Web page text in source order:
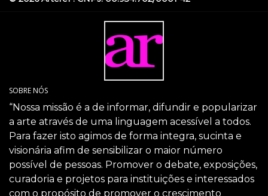
SOBRE NÓS
“Nossa missão é a de informar, difundir e popularizar
a arte através de uma linguagem acessível a todos.
Para fazer isto agimos de forma integra, sucinta e
visionária afim de sensibilizar o maior número
possível de pessoas. Promover o debate, exposições,
curadoria e projetos para instituições e interessados
com o propósito de promover o crescimento